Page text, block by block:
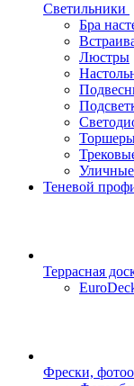
Светильники
Бра
Люстры
Теневой
Террасная
Фрески,